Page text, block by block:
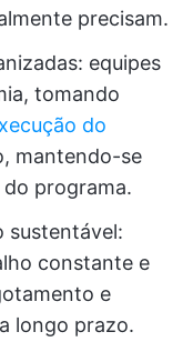
precisam.
equipes
tomando
do
mantendo-se
programa.
sustentável:
constante e
e
longo prazo.